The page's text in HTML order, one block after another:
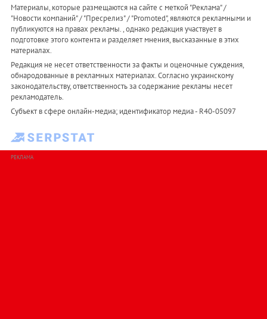
Материалы, которые размещаются на сайте с меткой "Реклама" /
"Новости компаний" / "Пресрелиз" / "Promoted", являются рекламными и
публикуются на правах рекламы. , однако редакция участвует в
подготовке этого контента и разделяет мнения, высказанные в этих
материалах.
Редакция не несет ответственности за факты и оценочные суждения,
обнародованные в рекламных материалах. Согласно украинскому
законодательству, ответственность за содержание рекламы несет
рекламодатель.
Субъект в сфере онлайн-медиа; идентификатор медиа - R40-05097
РЕКЛАМА